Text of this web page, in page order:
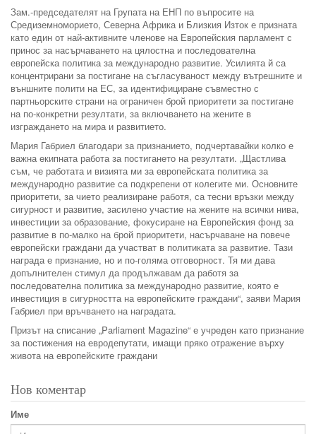
Зам.-председателят на Групата на ЕНП по въпросите на
Средиземноморието, Северна Африка и Близкия Изток е призната
като един от най-активните членове на Европейския парламент с
принос за насърчаването на цялостна и последователна
европейска политика за международно развитие. Усилията й са
концентрирани за постигане на съгласуваност между вътрешните и
външните полити на ЕС, за идентифициране съвместно с
партньорските страни на ограничен брой приоритети за постигане
на по-конкретни резултати, за включването на жените в
изграждането на мира и развитието.
Мария Габриел благодари за признанието, подчертавайки колко е
важна екипната работа за постигането на резултати. „Щастлива
съм, че работата и визията ми за европейската политика за
международно развитие са подкрепени от колегите ми. Основните
приоритети, за чието реализиране работя, са тесни връзки между
сигурност и развитие, засилено участие на жените на всички нива,
инвестиции за образование, фокусиране на Европейския фонд за
развитие в по-малко на брой приоритети, насърчаване на повече
европейски граждани да участват в политиката за развитие. Тази
награда е признание, но и по-голяма отговорност. Тя ми дава
допълнителен стимул да продължавам да работя за
последователна политика за международно развитие, която е
инвестиция в сигурността на европейските граждани“, заяви Мария
Габриел при връчването на наградата.
Призът на списание „Parliament Magazine“ е учреден като признание
за постижения на евродепутати, имащи пряко отражение върху
живота на европейските граждани
Нов коментар
Име